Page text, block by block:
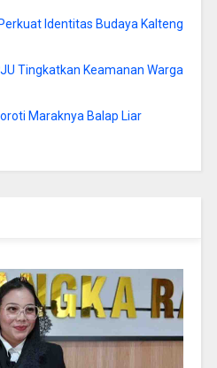
Identitas Budaya Kalteng
Tingkatkan Keamanan Warga
Maraknya Balap Liar